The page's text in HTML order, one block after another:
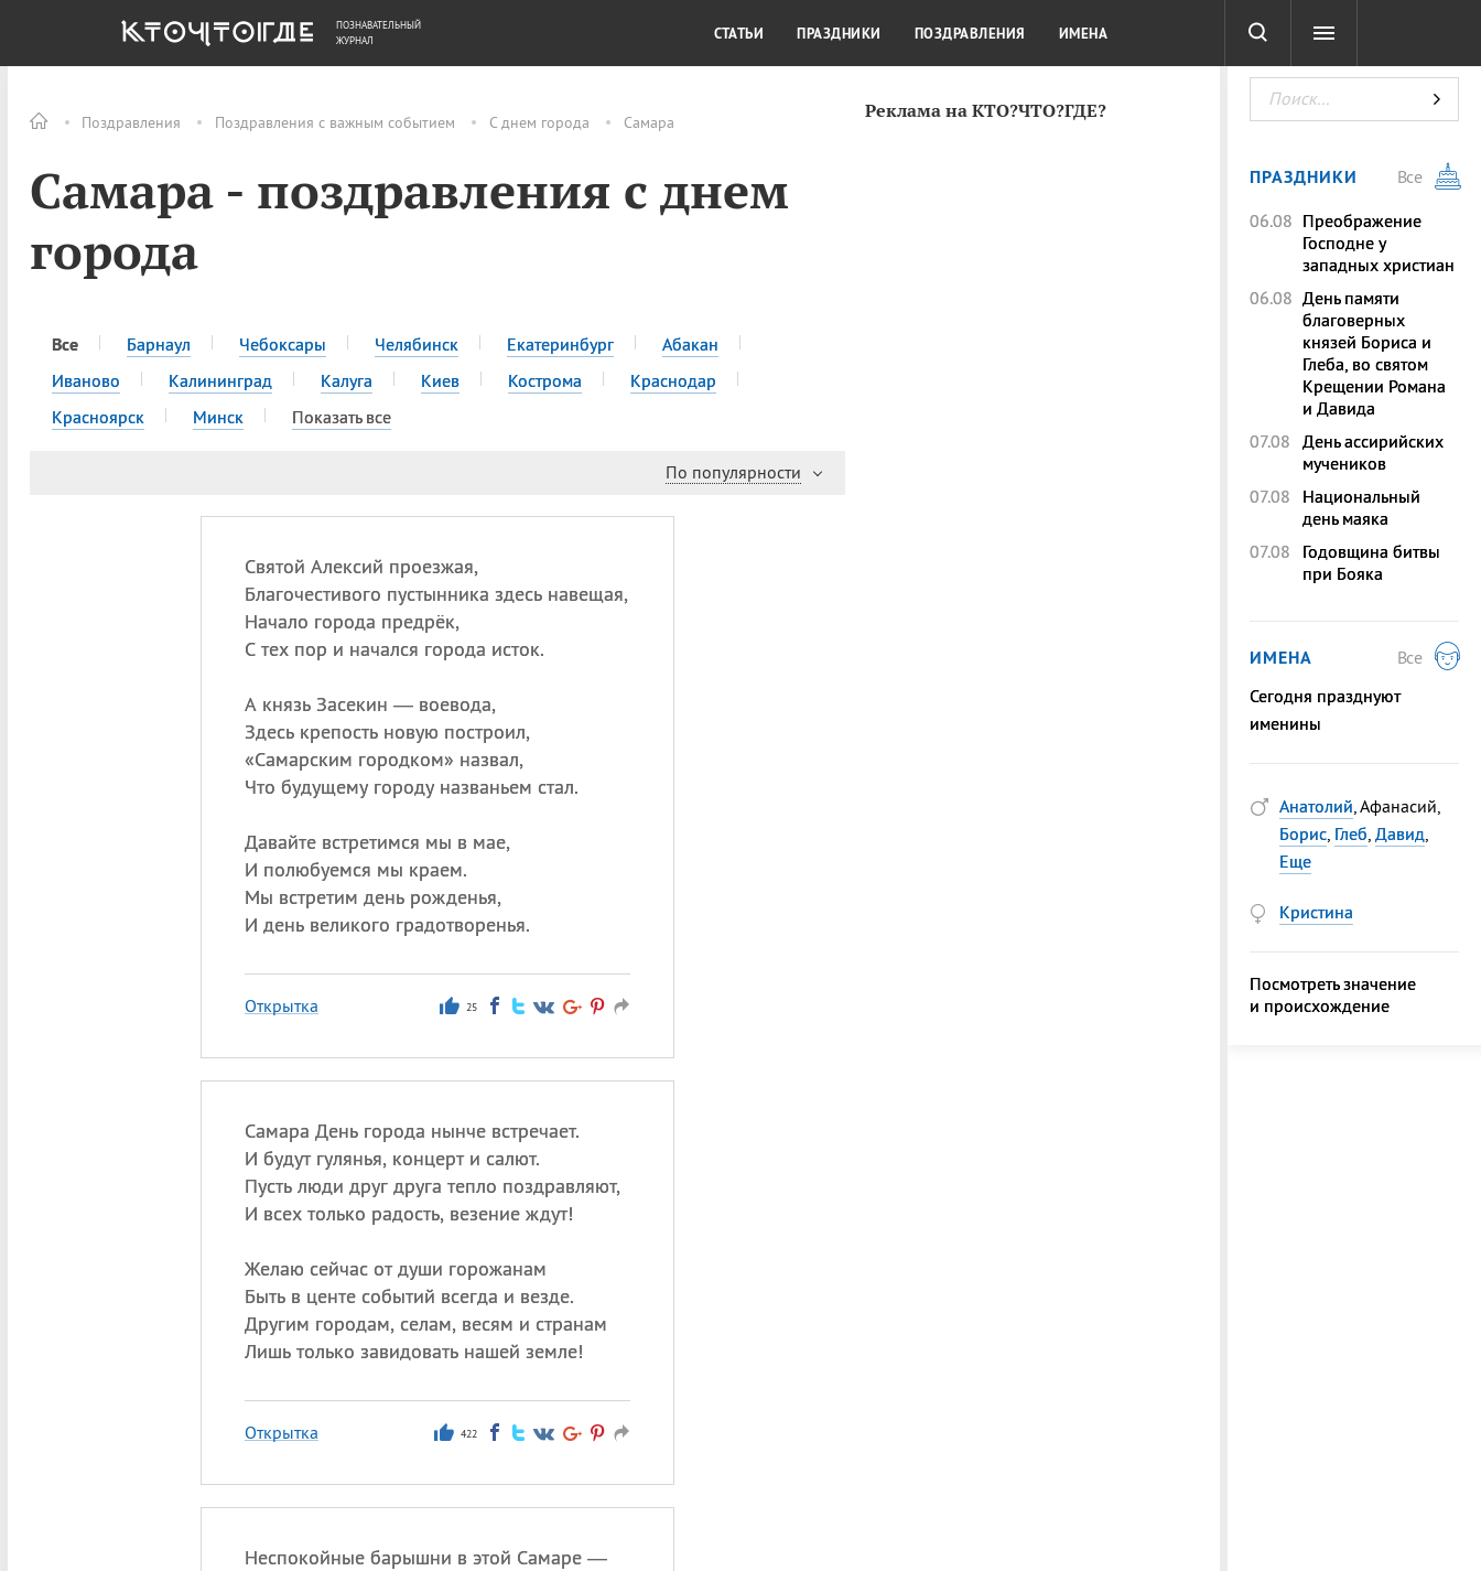
Поздравления Поздравления с важным событием С днем города Самара
Самара - поздравления с днем
города
Все Барнаул Чебоксары Челябинск Екатеринбург
Абакан
Иваново
Калининград Калуга Киев Кострома
Краснодар
Красноярск
Минск Показать все
По популярности
Святой Алексий проезжая,
Благочестивого пустынника здесь навещая,
Начало города предрёк,
С тех пор и начался города исток.
А князь Засекин — воевода,
Здесь крепость новую построил,
«Самарским городком» назвал,
Что будущему городу названьем стал.
Давайте встретимся мы в мае,
И полюбуемся мы краем.
Мы встретим день рожденья,
И день великого градотворенья.
Открытка 25
Самара День города нынче встречает.
И будут гулянья, концерт и салют.
Пусть люди друг друга тепло поздравляют,
И всех только радость, везение ждут!
Желаю сейчас от души горожанам
Быть в центе событий всегда и везде.
Другим городам, селам, весям и странам
Лишь только завидовать нашей земле!
Открытка 422
Неспокойные барышни в этой Самаре —
Реклама на КТО?ЧТО?ГДЕ?
ОБЩЕСТВО ДЕНЬГИ КУЛЬТУРА КРАСОТА ТЕСТЫ
ПОЗНАВАТЕЛЬНЫЙ
ЖУРНАЛ
СТАТЬИ ПРАЗДНИКИ ПОЗДРАВЛЕНИЯ ИМЕНА
ПРАЗДНИКИ
Все
06.08 Преображение
Господне у
западных христиан
06.08 День памяти
благоверных
князей Бориса и
Глеба, во святом
Крещении Романа
и Давида
07.08 День ассирийских
мучеников
07.08
Национальный
день маяка
07.08
Годовщина битвы
при Бояка
ИМЕНА
Все
Сегодня празднуют
именины
Анатолий, Афанасий,
Борис, Глеб, Давид,
Еще
Кристина
Посмотреть значение
и происхождение